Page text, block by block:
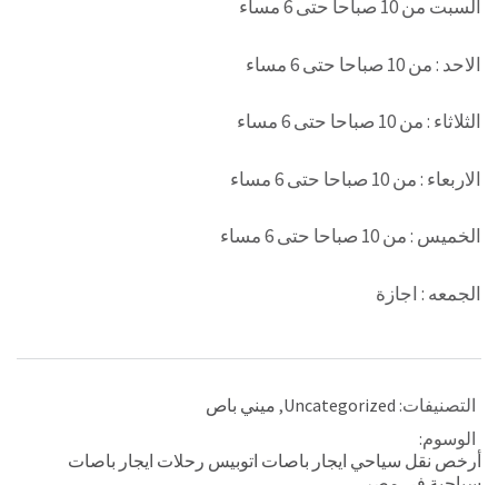
السبت من 10 صباحا حتى 6 مساء
الاحد : من 10 صباحا حتى 6 مساء
الثلاثاء : من 10 صباحا حتى 6 مساء
الاربعاء : من 10 صباحا حتى 6 مساء
الخميس : من 10 صباحا حتى 6 مساء
الجمعه : اجازة
التصنيفات: Uncategorized
, ميني باص
الوسوم:
أرخص نقل سياحي ايجار باصات اتوبيس رحلات ايجار باصات